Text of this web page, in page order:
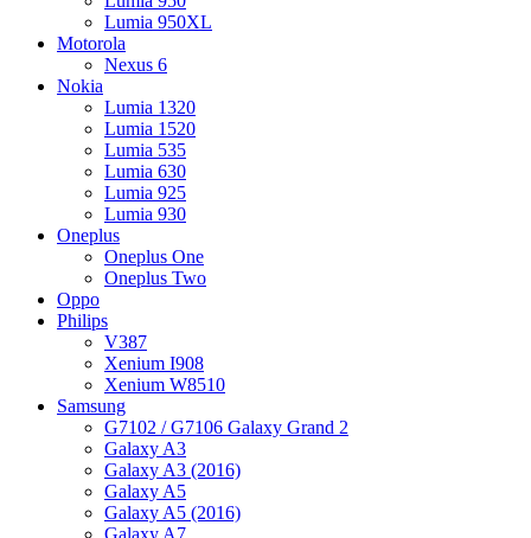
Lumia 950XL
Motorola
Nexus 6
Nokia
Lumia 1320
Lumia 1520
Lumia 535
Lumia 630
Lumia 925
Lumia 930
Oneplus
Oneplus One
Oneplus Two
Oppo
Philips
V387
Xenium I908
Xenium W8510
Samsung
G7102 / G7106 Galaxy Grand 2
Galaxy A3
Galaxy A3 (2016)
Galaxy A5
Galaxy A5 (2016)
Galaxy A7